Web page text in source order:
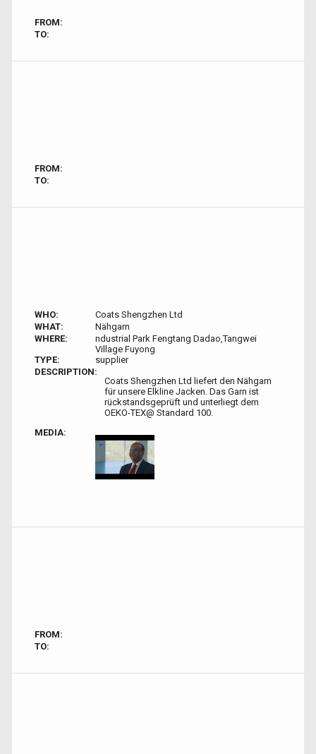
FROM:
TO:
FROM:
TO:
WHO:
Coats Shengzhen Ltd
WHAT:
Nähgarn
WHERE:
ndustrial Park Fengtang Dadao,Tangwei
Village Fuyong
TYPE:
supplier
DESCRIPTION:
Coats Shengzhen Ltd liefert den Nähgarn
für unsere Elkline Jacken. Das Garn ist
rückstandsgeprüft und unterliegt dem
OEKO-TEX@ Standard 100.
MEDIA:
FROM:
TO: